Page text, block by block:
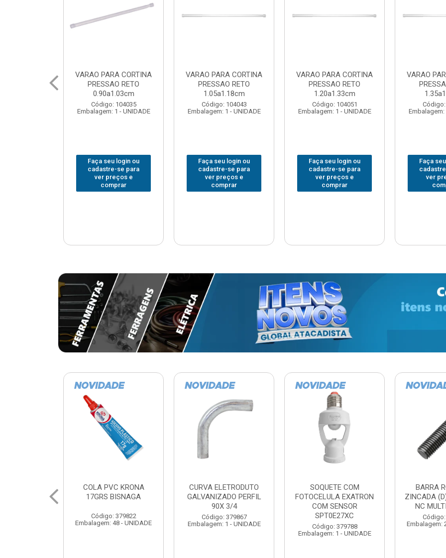
VARAO PARA CORTINA
PRESSAO RETO
1.05a1.18cm
Código: 104043
Embalagem: 1 - UNIDADE
Faça seu login ou
cadastre-se para
ver preços e
comprar
VARAO PARA CORTINA
PRESSAO RETO
1.20a1.33cm
Código: 104051
Embalagem: 1 - UNIDADE
Faça seu login ou
cadastre-se para
ver preços e
comprar
VARAO PARA CORTINA
PRESSAO RETO
1.35a1.48cm
Código: 104060
Embalagem: 1 - UNIDADE
Faça seu login ou
cadastre-se para
ver preços e
comprar
VARAO
Embalagem:
Faça
ver
CURVA ELETRODUTO
GALVANIZADO PERFIL
Código: 379867
Embalagem: 1 - UNIDADE
SOQUETE COM
FOTOCELULA EXATRON
COM SENSOR
SPT0E27XC
Código: 379788
BARRA ROSCADA
ZINCADA (D) 5/16”X1MT
NC MULTIBARRAS
Código: 379806
Embalagem: 20 - UNIDADE
JOMARCA
Embalagem: